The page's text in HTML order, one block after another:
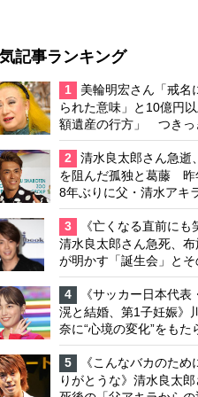
記事ランキング
1
美輪明宏さん「戒名
られた意味」と10億円
額遺産の行方」 つきっ
私生活をサポートして
優が相続か
2
清水良太郎さん急逝
を阻んだ孤独と葛藤 昨
8年ぶりに父・清水アキ
演、本格的な活動再開
ていたが…周囲が懸念し
「不安定なところ」
3
《亡くなる直前にも
清水良太郎さん急死、
が明かす「誕生会」とそ
メッセージ
4
《サッカー日本代表
滉と結婚、第1子妊娠》
奈に“心境の変化”をもた
主演映画『ママせか』
って「がんに蝕まれる母
じた壮絶な撮影現場
5
《こんなバカのため
りがとうな》清水良太郎